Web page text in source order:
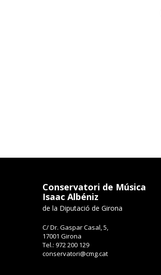
Conservatori de Música
Isaac Albéniz
de la Diputació de Girona
C/ Dr. Gaspar Casal, 5,
17001 Girona
Tel.: 972 200 129
conservatori@cmg.cat